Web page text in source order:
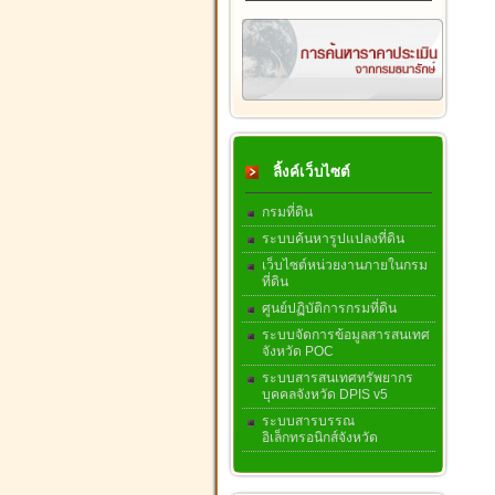
ลิ้งค์เว็บไซต์
กรมที่ดิน
ระบบค้นหารูปแปลงที่ดิน
เว็บไซต์หน่วยงานภายในกรม
ที่ดิน
ศูนย์ปฏิบัติการกรมที่ดิน
ระบบจัดการข้อมูลสารสนเทศ
จังหวัด POC
ระบบสารสนเทศทรัพยากร
บุคคลจังหวัด DPIS v5
ระบบสารบรรณ
อิเล็กทรอนิกส์จังหวัด